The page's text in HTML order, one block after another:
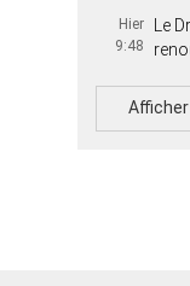
Hier
9:48
Le